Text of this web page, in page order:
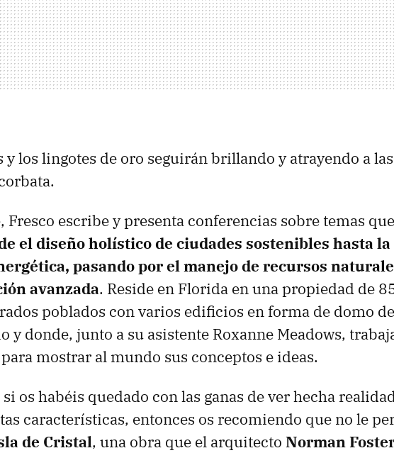
y los lingotes de oro seguirán brillando y atrayendo a las
Fresco escribe y presenta conferencias sobre temas que
el diseño holístico de ciudades sostenibles hasta la
pasando por el manejo de recursos
avanzada. Reside en Florida en una propiedad de
poblados con varios edificios en forma de domo de
y donde, junto a su asistente Roxanne Meadows,
mostrar al mundo sus conceptos e ideas.
os habéis quedado con las ganas de ver hecha
características, entonces os recomiendo que no le
de Cristal, una obra que el arquitecto Norman